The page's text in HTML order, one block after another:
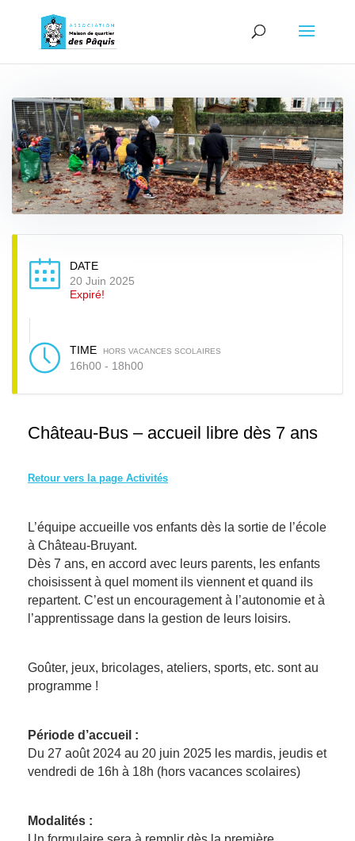
DATE
20 Juin 2025
Expiré!
TIME HORS VACANCES SCOLAIRES
16h00 - 18h00
Château-Bus – accueil libre dès 7 ans
Retour vers la page Activités
L’équipe accueille vos enfants dès la sortie de l’école
à Château-Bruyant.
Dès 7 ans, en accord avec leurs parents, les enfants
choisissent à quel moment ils viennent et quand ils
repartent. C’est un encouragement à l’autonomie et à
l’apprentissage dans la gestion de leurs loisirs.
Goûter, jeux, bricolages, ateliers, sports, etc. sont au
programme !
Période d’accueil :
Du 27 août 2024 au 20 juin 2025 les mardis, jeudis et
vendredi de 16h à 18h (hors vacances scolaires)
Modalités :